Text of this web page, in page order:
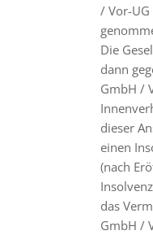
/ Vor-
Die
dann
GmbH /
dieser
einen
(nach
das
GmbH /